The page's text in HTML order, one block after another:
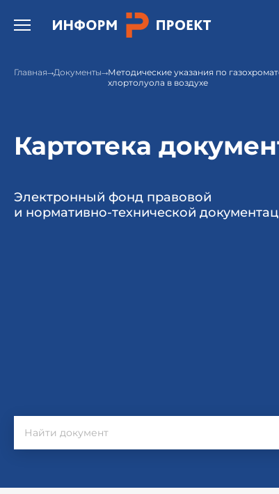
Открыть бургер меню.
Главная Документы
Методические указания по
хлортолуола в воздухе
Картотека
Электронный фонд правовой
и нормативно-технической